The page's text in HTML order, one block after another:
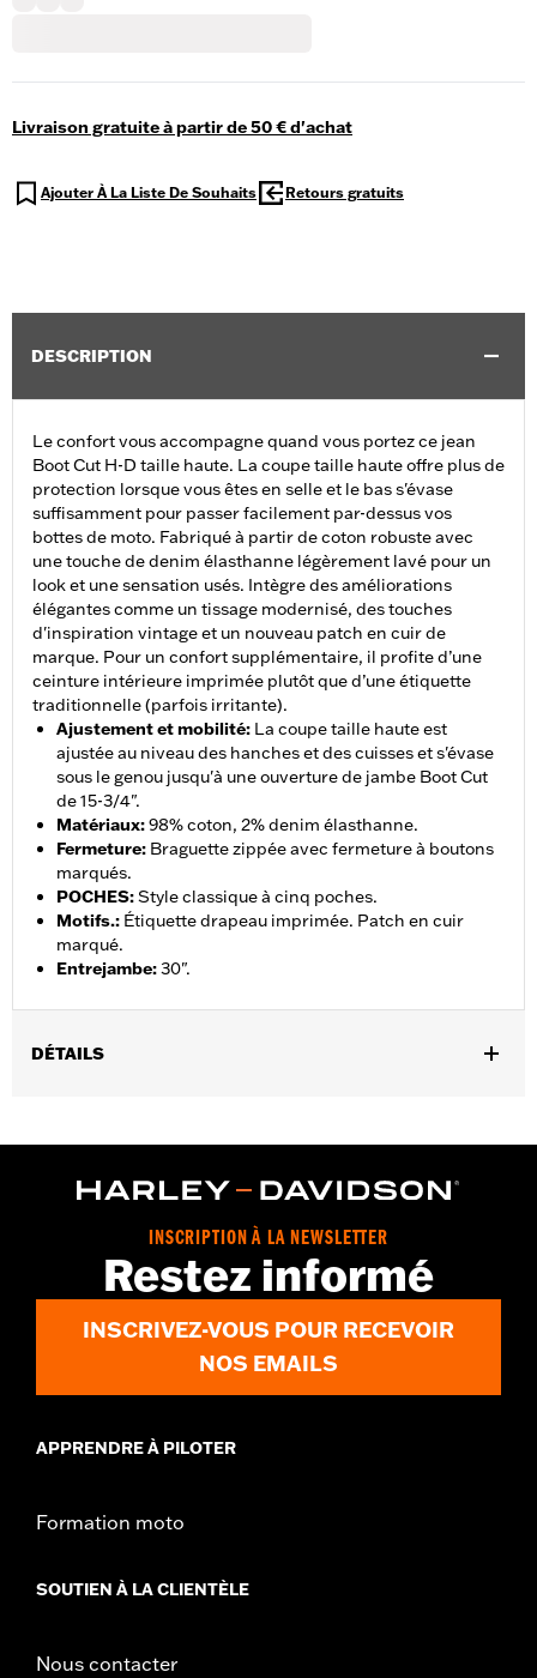
Livraison gratuite à partir de 50 € d'achat
Ajouter À La Liste De Souhaits Retours gratuits
DESCRIPTION
Le confort vous accompagne quand vous portez ce jean
Boot Cut H-D taille haute. La coupe taille haute offre plus de
protection lorsque vous êtes en selle et le bas s'évase
suffisamment pour passer facilement par-dessus vos
bottes de moto. Fabriqué à partir de coton robuste avec
une touche de denim élasthanne légèrement lavé pour un
look et une sensation usés. Intègre des améliorations
élégantes comme un tissage modernisé, des touches
d'inspiration vintage et un nouveau patch en cuir de
marque. Pour un confort supplémentaire, il profite d’une
ceinture intérieure imprimée plutôt que d’une étiquette
traditionnelle (parfois irritante).
Ajustement et mobilité: La coupe taille haute est
ajustée au niveau des hanches et des cuisses et s'évase
sous le genou jusqu'à une ouverture de jambe Boot Cut
de 15-3/4".
Matériaux:98% coton, 2% denim élasthanne.
Fermeture: Braguette zippée avec fermeture à boutons
marqués.
POCHES:Style classique à cinq poches.
Motifs.: Étiquette drapeau imprimée. Patch en cuir
marqué.
Entrejambe:30".
DÉTAILS
Caractéristiques fonctionnelles:Poches
d.com/warrantypour plus de détails
Bootcut
Importé
INSCRIPTION À LA NEWSLETTER
Restez informé
INSCRIVEZ-VOUS POUR RECEVOIR
NOS EMAILS
APPRENDRE À PILOTER
Formation moto
SOUTIEN À LA CLIENTÈLE
Nous contacter